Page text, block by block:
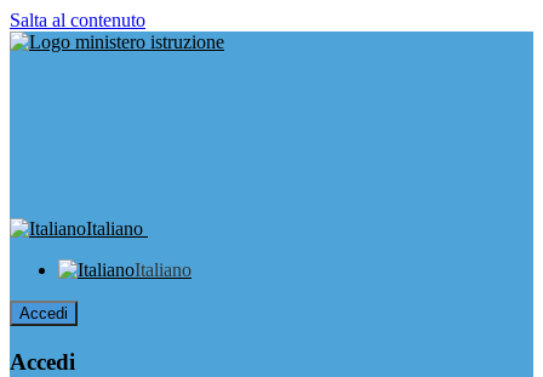
Salta al contenuto
Italiano
Italiano
Accedi
Accedi